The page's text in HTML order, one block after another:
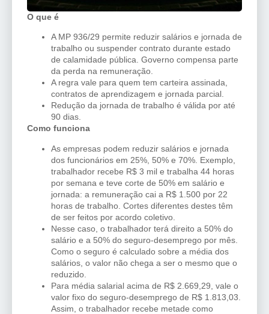
O que é
A MP 936/29 permite reduzir salários e jornada de
trabalho ou suspender contrato durante estado
de calamidade pública. Governo compensa parte
da perda na remuneração.
A regra vale para quem tem carteira assinada,
contratos de aprendizagem e jornada parcial.
Redução da jornada de trabalho é válida por até
90 dias.
Como funciona
As empresas podem reduzir salários e jornada
dos funcionários em 25%, 50% e 70%. Exemplo,
trabalhador recebe R$ 3 mil e trabalha 44 horas
por semana e teve corte de 50% em salário e
jornada: a remuneração cai a R$ 1.500 por 22
horas de trabalho. Cortes diferentes destes têm
de ser feitos por acordo coletivo.
Nesse caso, o trabalhador terá direito a 50% do
salário e a 50% do seguro-desemprego por mês.
Como o seguro é calculado sobre a média dos
salários, o valor não chega a ser o mesmo que o
reduzido.
Para média salarial acima de R$ 2.669,29, vale o
valor fixo do seguro-desemprego de R$ 1.813,03.
Assim, o trabalhador recebe metade como